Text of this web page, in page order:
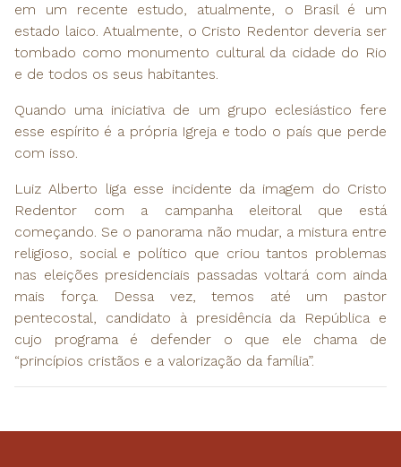
em um recente estudo, atualmente, o Brasil é um
estado laico. Atualmente, o Cristo Redentor deveria ser
tombado como monumento cultural da cidade do Rio
e de todos os seus habitantes.
Quando uma iniciativa de um grupo eclesiástico fere
esse espírito é a própria Igreja e todo o país que perde
com isso.
Luiz Alberto liga esse incidente da imagem do Cristo
Redentor com a campanha eleitoral que está
começando. Se o panorama não mudar, a mistura entre
religioso, social e político que criou tantos problemas
nas eleições presidenciais passadas voltará com ainda
mais força. Dessa vez, temos até um pastor
pentecostal, candidato à presidência da República e
cujo programa é defender o que ele chama de
“princípios cristãos e a valorização da família”.